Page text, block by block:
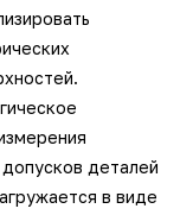
деталей
в виде